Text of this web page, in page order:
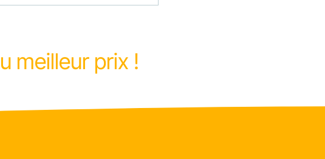
meilleur prix !